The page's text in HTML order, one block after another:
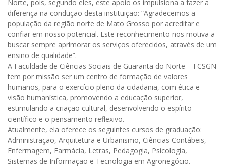
Norte, pois, segundo eles, este apoio os impulsiona a fazer a
diferença na condução desta instituição: “Agradecemos a
população da região norte de Mato Grosso por acreditar e
confiar em nosso potencial. Este reconhecimento nos motiva a
buscar sempre aprimorar os serviços oferecidos, através de um
ensino de qualidade”.
A Faculdade de Ciências Sociais de Guarantã do Norte – FCSGN
tem por missão ser um centro de formação de valores
humanos, para o exercício pleno da cidadania, com ética e
visão humanística, promovendo a educação superior,
estimulando a criação cultural, desenvolvendo o espírito
científico e o pensamento reflexivo.
Atualmente, ela oferece os seguintes cursos de graduação:
Administração, Arquitetura e Urbanismo, Ciências Contábeis,
Enfermagem, Farmácia, Letras, Pedagogia, Psicologia,
Sistemas de Informação e Tecnologia em Agronegócio.